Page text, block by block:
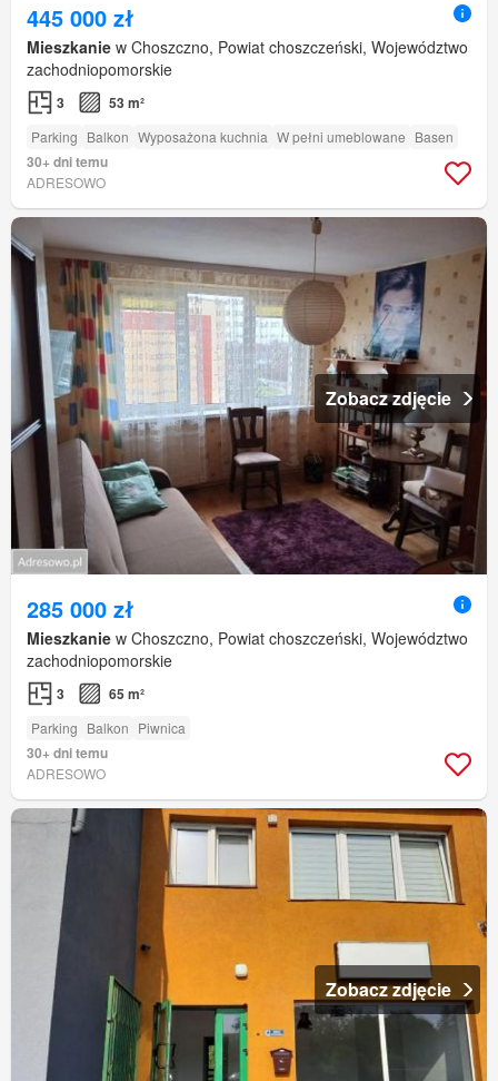
445 000 zł
Mieszkanie w Choszczno, Powiat choszczeński, Województwo
zachodniopomorskie
3 53 m²
Parking Balkon Wyposażona kuchnia W pełni umeblowane Basen
30+ dni temu
ADRESOWO
Zobacz zdjęcie
285 000 zł
Mieszkanie w Choszczno, Powiat choszczeński, Województwo
zachodniopomorskie
3 65 m²
Parking Balkon Piwnica
30+ dni temu
ADRESOWO
Zobacz zdjęcie